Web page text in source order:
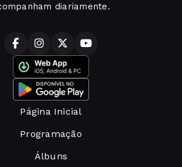
diariamente.
Página Inicial
Programação
Álbuns